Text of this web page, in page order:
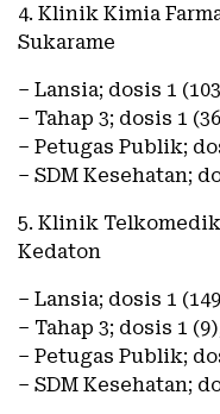
4. Klinik Kimia
Sukarame
– Lansia; dosis 1
– Tahap 3; dosis 1
– Petugas Publik;
– SDM Kesehatan;
5. Klinik
Kedaton
– Lansia; dosis 1
– Tahap 3; dosis 1
– Petugas Publik;
– SDM Kesehatan;